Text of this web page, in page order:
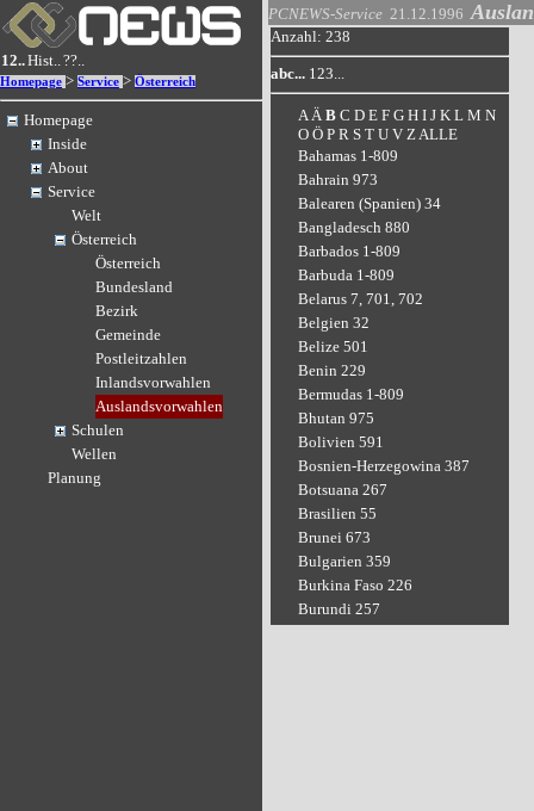
12..Hist..??..
Homepage > Service > Österreich
Homepage
Inside
About
Service
Welt
Österreich
Österreich
Bundesland
Bezirk
Gemeinde
Postleitzahlen
Inlandsvorwahlen
Auslandsvorwahlen
Schulen
Wellen
Planung
PCNEWS-Service 21.12.1996
Anzahl: 238
abc... 123...
A Ä B C D E F G H I J K L M N
O Ö P R S T U V Z ALLE
Bahamas 1-809
Bahrain 973
Balearen (Spanien) 34
Bangladesch 880
Barbados 1-809
Barbuda 1-809
Belarus 7, 701, 702
Belgien 32
Belize 501
Benin 229
Bermudas 1-809
Bhutan 975
Bolivien 591
Bosnien-Herzegowina 387
Botsuana 267
Brasilien 55
Brunei 673
Bulgarien 359
Burkina Faso 226
Burundi 257